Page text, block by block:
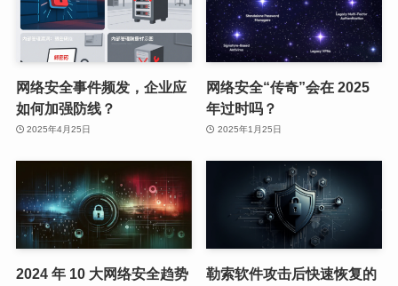
网络安全事件频发，企业应
如何加强防线？
2025年4月25日
网络安全“传奇”会在 2025
年过时吗？
2025年1月25日
2024 年 10 大网络安全趋势
勒索软件攻击后快速恢复的